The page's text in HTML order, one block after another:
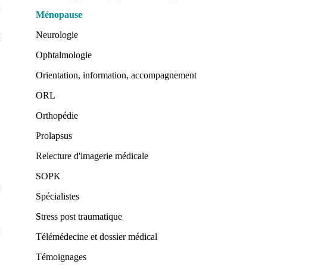
Ménopause
Neurologie
Ophtalmologie
Orientation, information, accompagnement
ORL
Orthopédie
Prolapsus
Relecture d'imagerie médicale
SOPK
Spécialistes
Stress post traumatique
Télémédecine et dossier médical
Témoignages